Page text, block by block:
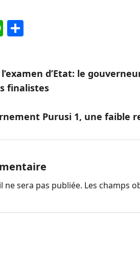
WhatsApp
d’Etat: le
finalistes
Purusi 1, une faible
ne sera pas publiée. Les champs